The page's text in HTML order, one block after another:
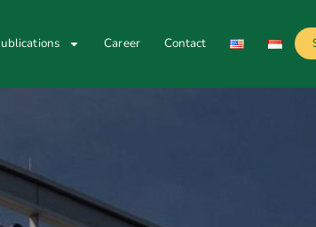
Career Contact